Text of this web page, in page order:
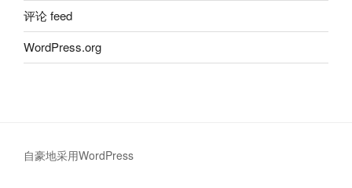
评论 feed
WordPress.org
自豪地采用WordPress